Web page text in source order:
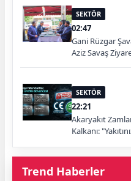
SEKTÖR
02:47
Gani Rüzgar
Aziz Savaş
SEKTÖR
22:21
Akaryakıt
Kalkanı:
Trend Haberler